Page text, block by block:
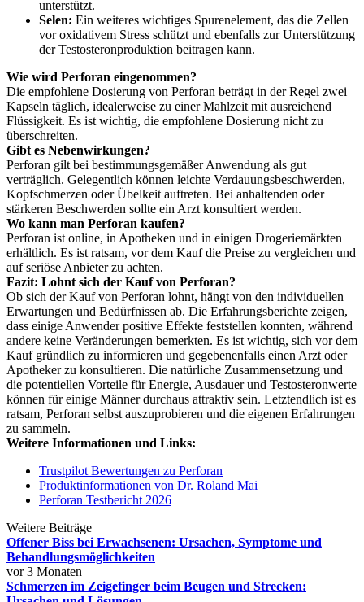
unterstützt.
Selen: Ein weiteres wichtiges Spurenelement, das die Zellen
vor oxidativem Stress schützt und ebenfalls zur Unterstützung
der Testosteronproduktion beitragen kann.
Wie wird Perforan eingenommen?
Die empfohlene Dosierung von Perforan beträgt in der Regel zwei
Kapseln täglich, idealerweise zu einer Mahlzeit mit ausreichend
Flüssigkeit. Es ist wichtig, die empfohlene Dosierung nicht zu
überschreiten.
Gibt es Nebenwirkungen?
Perforan gilt bei bestimmungsgemäßer Anwendung als gut
verträglich. Gelegentlich können leichte Verdauungsbeschwerden,
Kopfschmerzen oder Übelkeit auftreten. Bei anhaltenden oder
stärkeren Beschwerden sollte ein Arzt konsultiert werden.
Wo kann man Perforan kaufen?
Perforan ist online, in Apotheken und in einigen Drogeriemärkten
erhältlich. Es ist ratsam, vor dem Kauf die Preise zu vergleichen und
auf seriöse Anbieter zu achten.
Fazit: Lohnt sich der Kauf von Perforan?
Ob sich der Kauf von Perforan lohnt, hängt von den individuellen
Erwartungen und Bedürfnissen ab. Die Erfahrungsberichte zeigen,
dass einige Anwender positive Effekte feststellen konnten, während
andere keine Veränderungen bemerkten. Es ist wichtig, sich vor dem
Kauf gründlich zu informieren und gegebenenfalls einen Arzt oder
Apotheker zu konsultieren. Die natürliche Zusammensetzung und
die potentiellen Vorteile für Energie, Ausdauer und Testosteronwerte
können für einige Männer durchaus attraktiv sein. Letztendlich ist es
ratsam, Perforan selbst auszuprobieren und die eigenen Erfahrungen
zu sammeln.
Weitere Informationen und Links:
Trustpilot Bewertungen zu Perforan
Produktinformationen von Dr. Roland Mai
Perforan Testbericht 2026
Weitere Beiträge
Offener Biss bei Erwachsenen: Ursachen, Symptome und
Behandlungsmöglichkeiten
vor 3 Monaten
Schmerzen im Zeigefinger beim Beugen und Strecken: